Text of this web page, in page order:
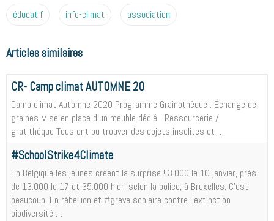
éducatif info-climat association
Articles similaires
CR- Camp climat AUTOMNE 20
Camp climat Automne 2020 Programme Grainothèque : Échange de
graines Mise en place d’un meuble dédié Ressourcerie /
gratithéque Tous ont pu trouver des objets insolites et …
#SchoolStrike4Climate
En Belgique les jeunes créent la surprise ! 3.000 le 10 janvier, près
de 13.000 le 17 et 35.000 hier, selon la police, à Bruxelles. C'est
beaucoup. En rébellion et #greve scolaire contre l'extinction
biodiversité …